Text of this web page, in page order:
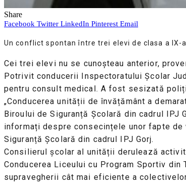
Share
Facebook Twitter LinkedIn Pinterest Email
Un conflict spontan între trei elevi de clasa a IX-
Cei trei elevi nu se cunoșteau anterior,
Potrivit conducerii Inspectoratului Școlar
pentru consult medical. A fost sesizată
„Conducerea unității de învățământ a
Biroului de Siguranță Școlară din cadrul
informați despre consecințele unor fapte
Siguranță Școlară din cadrul IPJ Gorj.
Consilierul școlar al unității derulează
Conducerea Liceului cu Program Sportiv
supravegherii cât mai eficiente a